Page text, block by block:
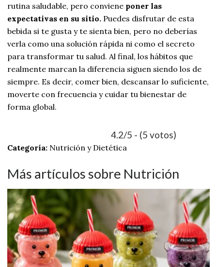
rutina saludable, pero conviene poner las
expectativas en su sitio. Puedes disfrutar de esta
bebida si te gusta y te sienta bien, pero no deberías
verla como una solución rápida ni como el secreto
para transformar tu salud. Al final, los hábitos que
realmente marcan la diferencia siguen siendo los de
siempre. Es decir, comer bien, descansar lo suficiente,
moverte con frecuencia y cuidar tu bienestar de
forma global.
4.2/5 - (5 votos)
Categoría: Nutrición y Dietética
Más artículos sobre Nutrición